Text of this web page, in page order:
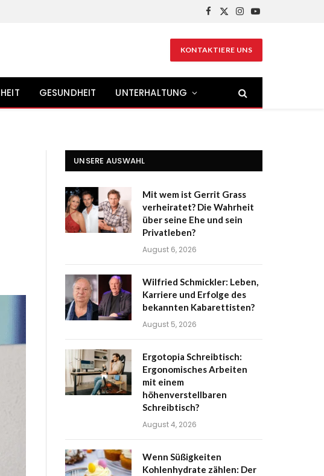
Facebook
X
Instagram
YouTube
KONTAKTIERE UNS
GESUNDHEIT UNTERHALTUNG
UNSERE AUSWAHL
Mit wem ist Gerrit Grass
verheiratet? Die Wahrheit
über seine Ehe und sein
Privatleben?
August 6, 2026
Wilfried Schmickler: Leben,
Karriere und Erfolge des
bekannten Kabarettisten?
August 5, 2026
Ergotopia Schreibtisch:
Ergonomisches Arbeiten
mit einem
höhenverstellbaren
Schreibtisch?
August 4, 2026
Wenn Süßigkeiten
Kohlenhydrate zählen: Der